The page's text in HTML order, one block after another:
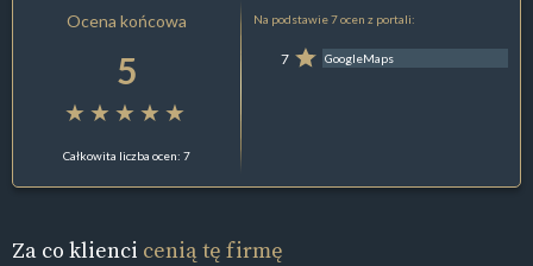
Ocena końcowa
5
Całkowita liczba ocen: 7
Na podstawie 7 ocen z portali:
7 GoogleMaps
Za co klienci cenią tę firmę